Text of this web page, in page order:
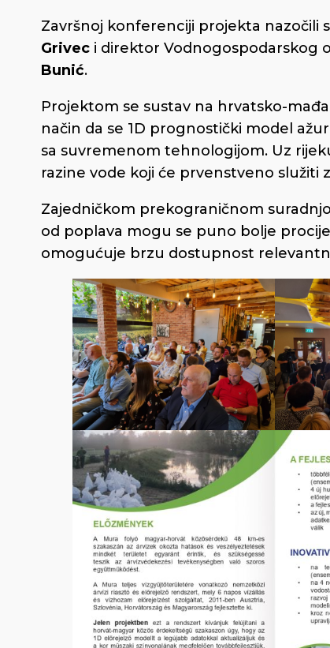
Završnoj konferenciji projekta nazočili
Grivec i direktor Vodnogospodarskog
Bunić.
Projektom se sustav na hrvatsko-
način da se 1D prognostički model
sa suvremenom tehnologijom. Uz
razine vode koji će prvenstveno
Zajedničkom prekograničnom
od poplava mogu se puno bolje
omogućuje brzu dostupnost